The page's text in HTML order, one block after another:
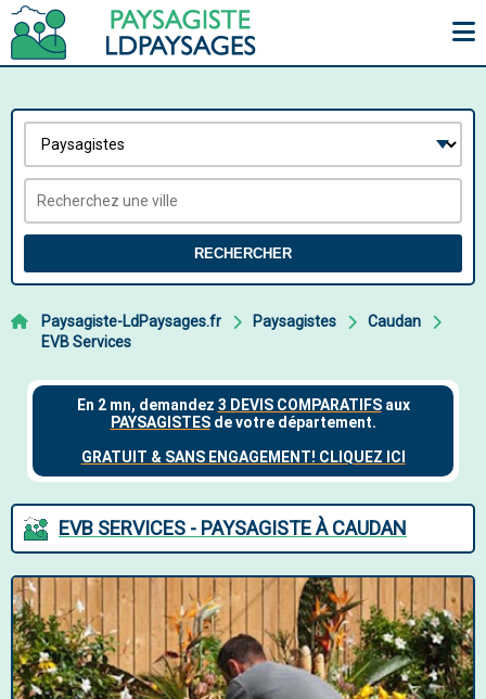
RECHERCHER
Paysagiste-LdPaysages.fr Paysagistes
Caudan
EVB Services
EVB SERVICES - PAYSAGISTE À CAUDAN